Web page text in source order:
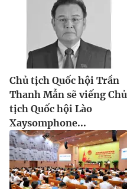
Chủ tịch Quốc hội Trần
Thanh Mẫn sẽ viếng Chủ
tịch Quốc hội Lào
Xaysomphone...